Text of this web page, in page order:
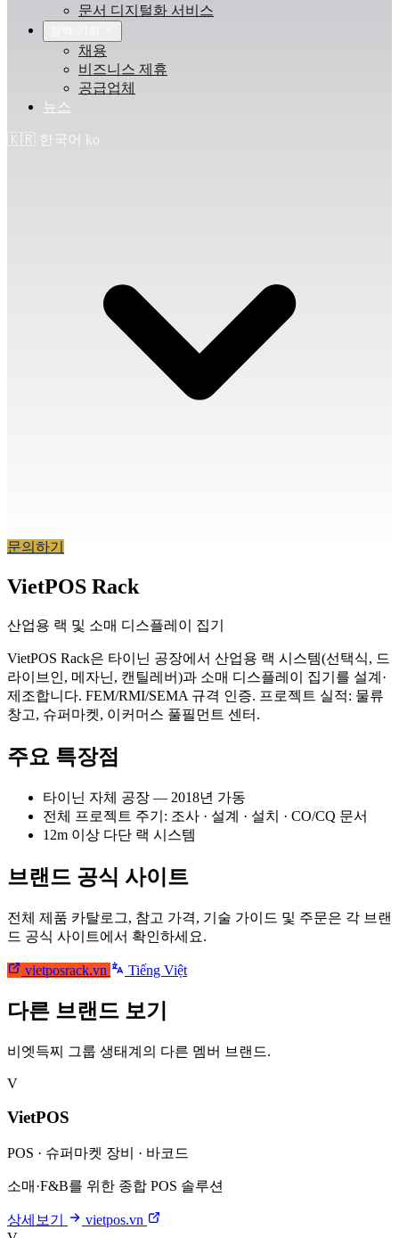
문서 디지털화 서비스
채용
비즈니스 제휴
공급업체
뉴스
🇰🇷 한국어 ko
문의하기
VietPOS Rack
산업용 랙 및 소매 디스플레이 집기
VietPOS Rack은 타이닌 공장에서 산업용 랙 시스템(선택식, 드
라이브인, 메자닌, 캔틸레버)과 소매 디스플레이 집기를 설계·
제조합니다. FEM/RMI/SEMA 규격 인증. 프로젝트 실적: 물류
창고, 슈퍼마켓, 이커머스 풀필먼트 센터.
주요 특장점
타이닌 자체 공장 — 2018년 가동
전체 프로젝트 주기: 조사 · 설계 · 설치 · CO/CQ 문서
12m 이상 다단 랙 시스템
브랜드 공식 사이트
전체 제품 카탈로그, 참고 가격, 기술 가이드 및 주문은 각 브랜
드 공식 사이트에서 확인하세요.
vietposrack.vn Tiếng Việt
다른 브랜드 보기
비엣득찌 그룹 생태계의 다른 멤버 브랜드.
V
VietPOS
POS · 슈퍼마켓 장비 · 바코드
소매·F&B를 위한 종합 POS 솔루션
상세보기
vietpos.vn